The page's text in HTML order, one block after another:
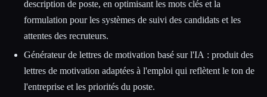
description de poste, en optimisant les mots clés et la
formulation pour les systèmes de suivi des candidats et les
attentes des recruteurs.
Générateur de lettres de motivation basé sur l'IA : produit des
lettres de motivation adaptées à l'emploi qui reflètent le ton de
l'entreprise et les priorités du poste.